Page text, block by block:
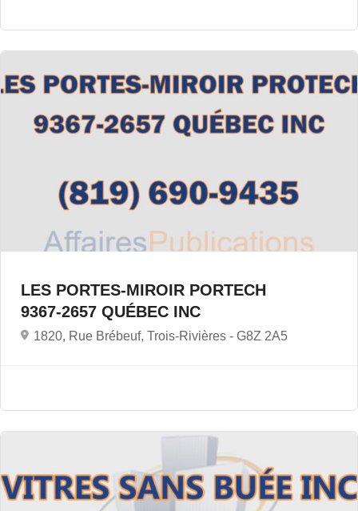
LES PORTES-MIROIR PORTECH
9367-2657 QUÉBEC INC
1820, Rue Brébeuf, Trois-Rivières - G8Z 2A5